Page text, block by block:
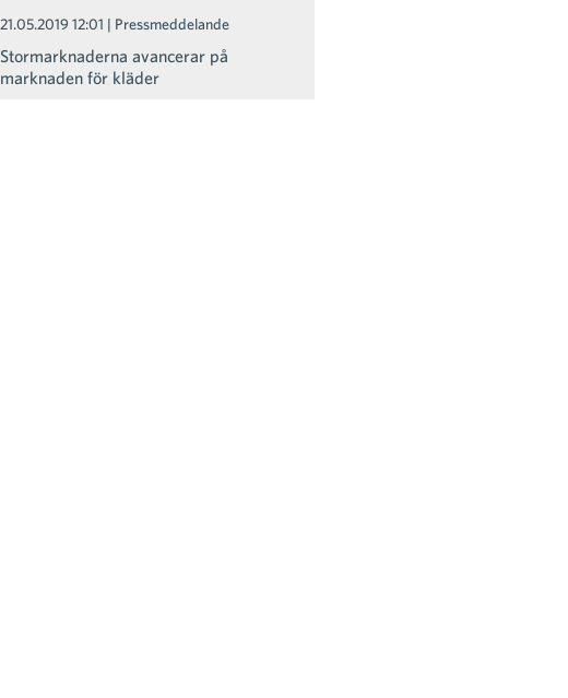
21.05.2019 12:01 | Pressmeddelande
Stormarknaderna avancerar på
marknaden för kläder